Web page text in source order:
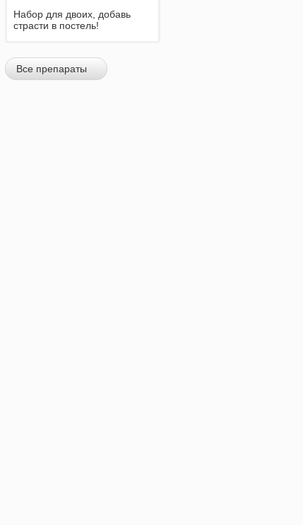
Набор для двоих, добавь
страсти в постель!
Все препараты